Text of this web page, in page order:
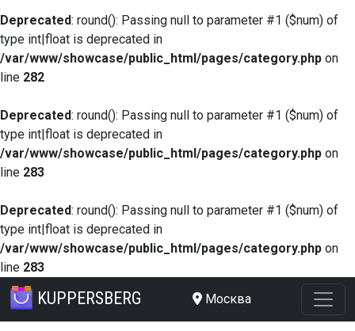
Deprecated: round(): Passing null to parameter #1 ($num) of
type int|float is deprecated in
/var/www/showcase/public_html/pages/category.php on
line 282
Deprecated: round(): Passing null to parameter #1 ($num) of
type int|float is deprecated in
/var/www/showcase/public_html/pages/category.php on
line 283
Deprecated: round(): Passing null to parameter #1 ($num) of
type int|float is deprecated in
/var/www/showcase/public_html/pages/category.php on
line 283
KUPPERSBERG Москва